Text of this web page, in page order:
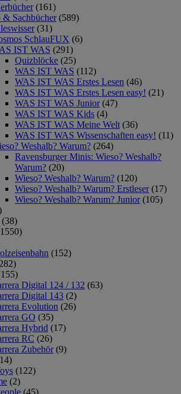
(161)
& Sachbücher (589)
(31)
SchlauFUX (6)
IST WAS (291)
Quizblöcke (25)
WAS IST WAS (112)
WAS IST WAS Erstes Lesen (46)
WAS IST WAS Erstes Lesen easy! (21)
WAS IST WAS Junior (47)
WAS IST WAS Kids (4)
WAS IST WAS Meine Welt (36)
WAS IST WAS Wissenschaften easy! (11)
Weshalb? Warum? (264)
Ravensburger Minis: Wieso? Weshalb?
Warum? (20)
Wieso? Weshalb? Warum? (120)
Wieso? Weshalb? Warum? Erstleser (17)
Wieso? Weshalb? Warum? Junior (105)
(38)
(152)
Digital 124 / 132 (63)
Digital 143 (2)
Evolution (26)
GO (35)
Hybrid (17)
RC (26)
Zubehör (9)
(122)
(2)
(45)